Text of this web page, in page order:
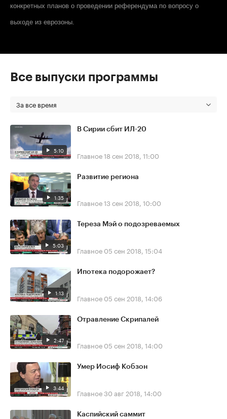
конкретных планов о проведении референдума по вопросу о
выходе из еврозоны.
Все выпуски программы
За все время
5:10
В Сирии сбит ИЛ-20
Главное18 сен 2018, 11:00
1:35
Развитие региона
Главное13 сен 2018, 10:00
5:03
Тереза Мэй о подозреваемых
Главное 05 сен 2018, 15:04
1:13
Ипотека подорожает?
Главное 05 сен 2018, 14:06
2:47
Отравление Скрипалей
Главное 05 сен 2018, 14:00
3:44
Умер Иосиф Кобзон
Главное30 авг 2018, 14:00
Каспийский саммит